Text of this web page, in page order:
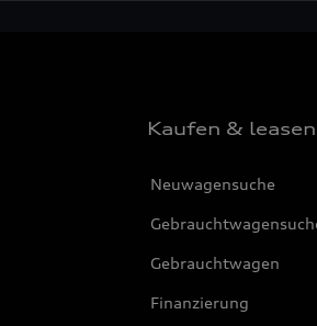
Kaufen & leasen
Neuwagensuche
Gebrauchtwagen
Finanzierung